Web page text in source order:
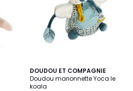
DOUDOU ET COMPAGNIE
Doudou marionnette Yoca le
koala
4,8
/ 5